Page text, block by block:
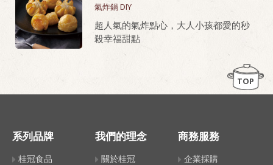
桂冠芙蓉豆腐，就是做老皮嫩肉的秘密
武器！
氣炸鍋 DIY
超人氣的氣炸點心，大人小孩都愛的秒
殺幸福甜點
TOP
系列品牌
桂冠食品
我們的理念
關於桂冠
商務服務
企業採購